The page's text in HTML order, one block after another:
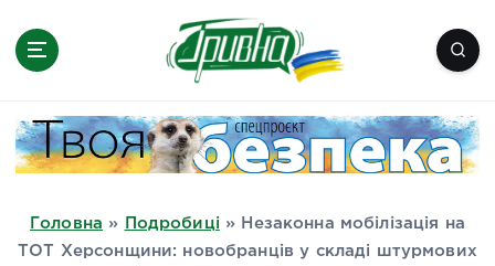
Миколаїв, Одеса, Мелітополь
Головна » Подробиці »
Незаконна мобілізація на
ТОТ Херсонщини: новобранців у складі штурмових